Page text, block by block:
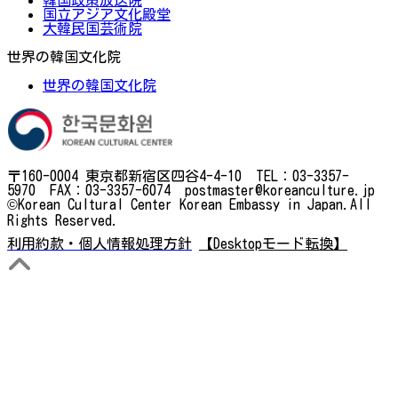
国立アジア文化殿堂
大韓民国芸術院
世界の韓国文化院
世界の韓国文化院
〒160-0004 東京都新宿区四谷4-4-10 TEL：03-3357-
5970 FAX：03-3357-6074 postmaster@koreanculture.jp
©Korean Cultural Center Korean Embassy in Japan.All
Rights Reserved.
利用約款・個人情報処理方針
【Desktopモード転換】